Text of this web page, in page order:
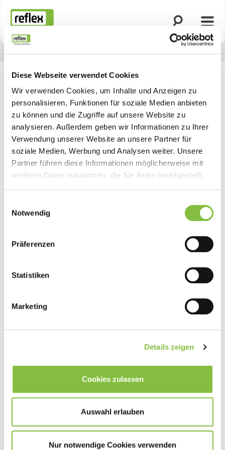
Diese Webseite verwendet Cookies
Wir verwenden Cookies, um Inhalte und Anzeigen zu
personalisieren, Funktionen für soziale Medien anbieten
zu können und die Zugriffe auf unsere Website zu
analysieren. Außerdem geben wir Informationen zu Ihrer
Verwendung unserer Website an unsere Partner für
soziale Medien, Werbung und Analysen weiter. Unsere
Partner führen diese Informationen möglicherweise mit
weiteren Daten zusammen, die Sie ihnen bereitgestellt
Notwendig
Präferenzen
Statistiken
Marketing
Details zeigen
Cookies zulassen
Auswahl erlauben
Nur notwendige Cookies verwenden
Startseite
Suche öffnen
Control Smart